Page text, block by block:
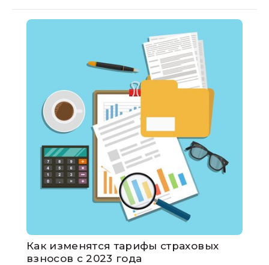
Как изменятся тарифы страховых
взносов с 2023 года